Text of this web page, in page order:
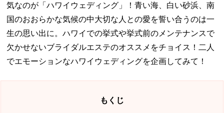
気なのが「ハワイウェディング」！青い海、白い砂浜、南
国のおおらかな気候の中大切な人との愛を誓い合うのは一
生の思い出に。ハワイでの挙式や挙式前のメンテナンスで
欠かせないブライダルエステのオススメをチョイス！二人
でエモーションなハワイウェディングを企画してみて！
もくじ